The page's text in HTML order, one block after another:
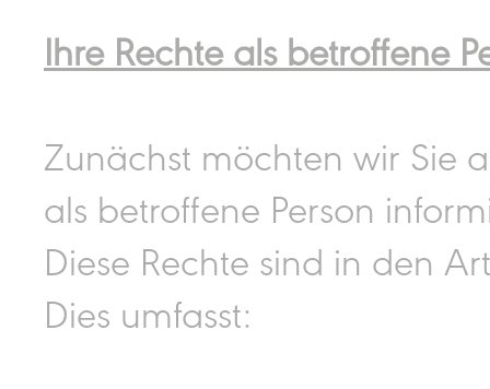
Ihre Rechte als betroffene
Zunächst möchten wir Sie
als betroffene Person
Diese Rechte sind in den
Dies umfasst: